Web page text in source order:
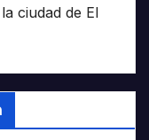
ciudad de El